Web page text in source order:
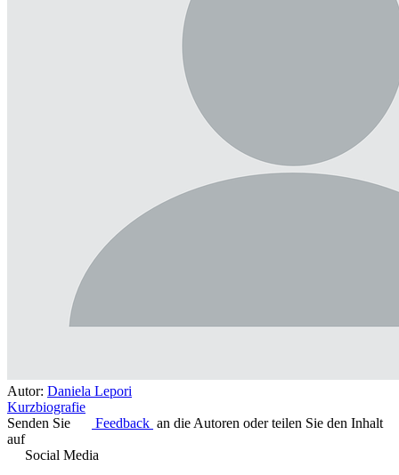
Autor: Daniela Lepori
Kurzbiografie
Senden Sie
Feedback an die Autoren oder teilen Sie den Inhalt
auf
Social Media